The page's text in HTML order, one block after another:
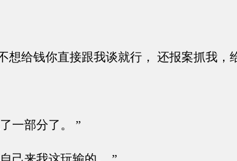
给钱你直接跟我谈就行， 还报案抓我，
一部分了。 ”